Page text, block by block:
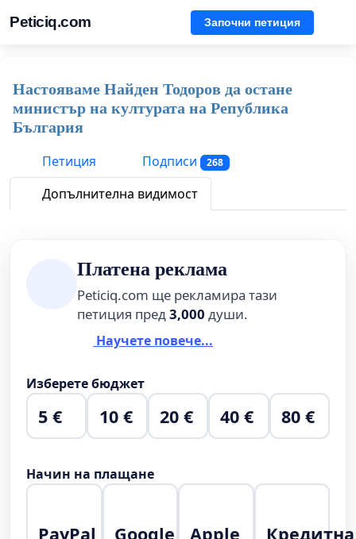
Peticiq.com Започни петиция
Настояваме Найден Тодоров да остане
министър на културата на Република
България
Петиция
Подписи 268
Допълнителна видимост
Платена реклама
Peticiq.com ще рекламира тази
петиция пред3,000 души.
Научете повече...
Изберете бюджет
5 € 10 € 20 € 40 € 80 €
Начин на плащане
PayPal Google Apple Кредитна